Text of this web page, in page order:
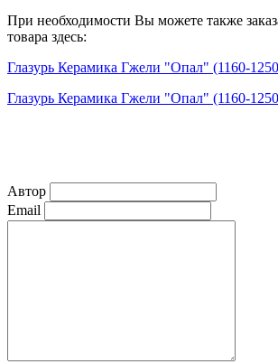
При необходимости Вы можете также
товара здесь:
Глазурь Керамика Гжели "Опал" (1160-
Глазурь Керамика Гжели "Опал" (1160-
Автор
Email